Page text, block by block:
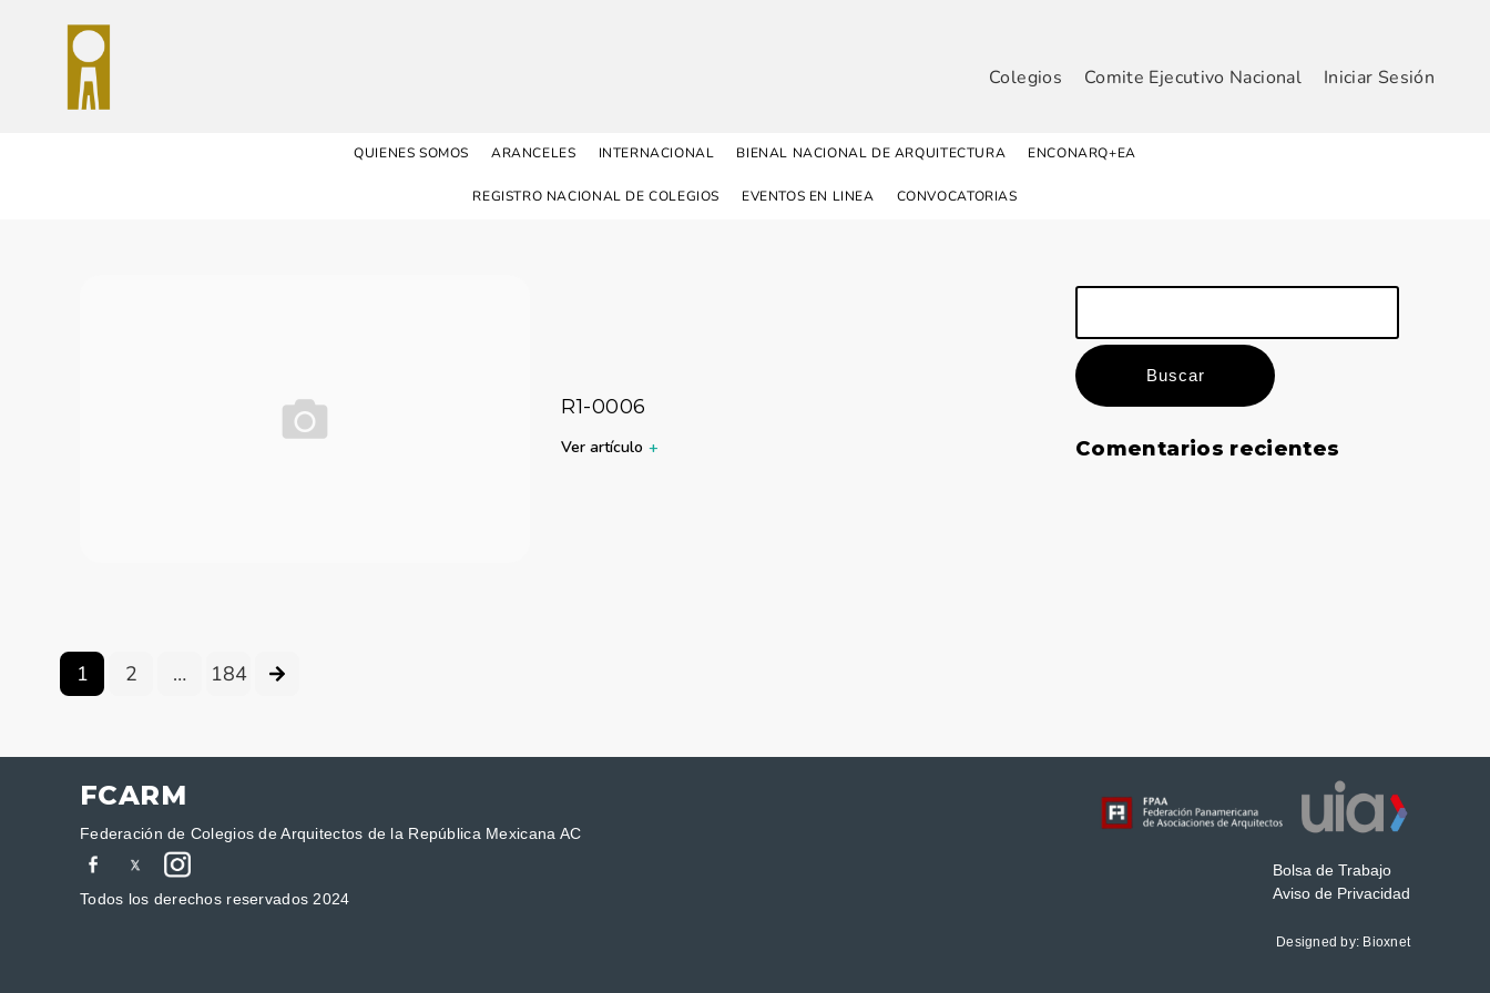
Colegios Comite Ejecutivo Nacional Iniciar Sesión
QUIENES SOMOS ARANCELES INTERNACIONAL BIENAL NACIONAL DE ARQUITECTURA ENCONARQ+EA
REGISTRO NACIONAL DE COLEGIOS EVENTOS EN LINEA CONVOCATORIAS
R1-0006
Ver artículo +
1 2 … 184
Buscar:
Comentarios recientes
FCARM
Federación de Colegios de Arquitectos de la República Mexicana AC
Todos los derechos reservados 2024
Bolsa de Trabajo
Aviso de Privacidad
Designed by: Bioxnet